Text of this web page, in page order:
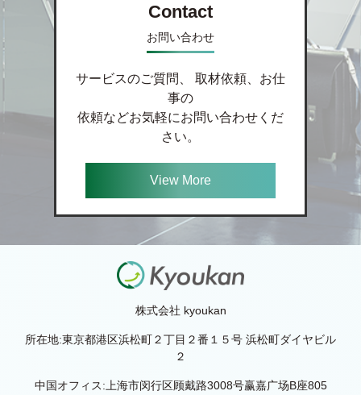
Contact
お問い合わせ
サービスのご質問、 取材依頼、お仕
事の
依頼などお気軽にお問い合わせくだ
さい。
View More
株式会社 kyoukan
所在地:東京都港区浜松町２丁目２番１５号 浜松町ダイヤビル
２
中国オフィス:上海市闵行区顾戴路3008号赢嘉广场B座805